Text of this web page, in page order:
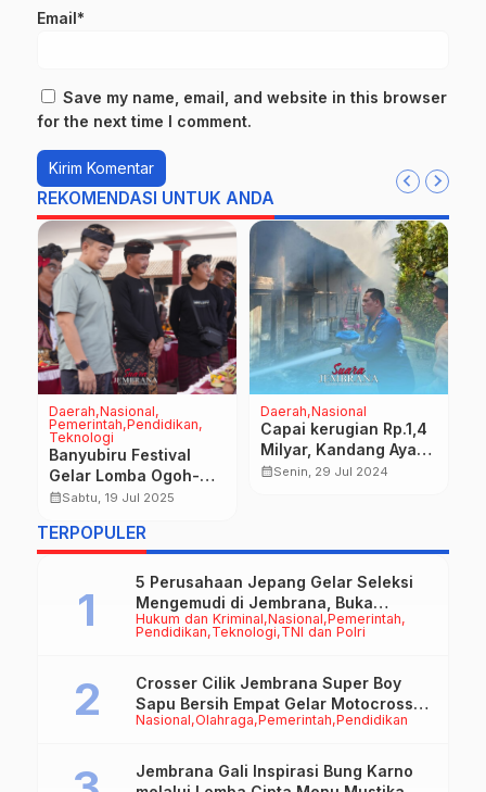
Email*
Save my name, email, and website in this browser
for the next time I comment.
REKOMENDASI UNTUK ANDA
Daerah Nasional
Pemerintah Pendidikan
Teknologi
Banyubiru Festival
Gelar Lomba Ogoh-
Ogoh Mini, Tapel dan
calendar_monthSabtu, 19 Jul 2025
Daerah Nasional
Capai kerugian Rp.1,4
Milyar, Kandang Ayam
Ludes Terbakar
calendar_monthSenin, 29 Jul 2024
TERPOPULER
Hukum dan Kriminal Nasional Pemerintah
Pendidikan Teknologi TNI dan Polri
5 Perusahaan Jepang Gelar Seleksi
Mengemudi di Jembrana, Buka
Peluang Kerja bagi Calon PMI
Nasional Olahraga Pemerintah Pendidikan
Crosser Cilik Jembrana Super Boy
Sapu Bersih Empat Gelar Motocross
50cc
Jembrana Gali Inspirasi Bung Karno